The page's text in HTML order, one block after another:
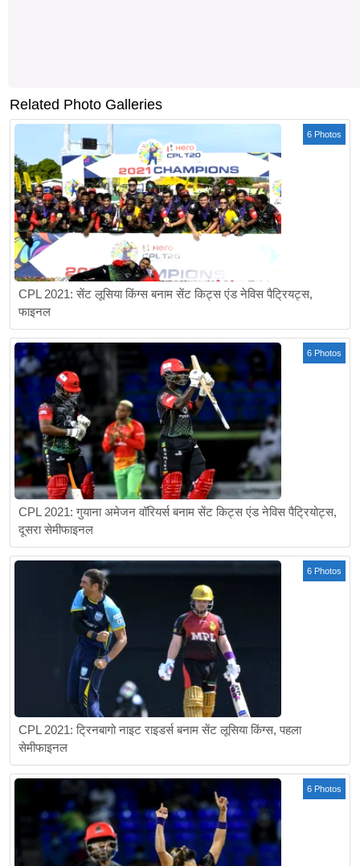
Related Photo Galleries
6 Photos
CPL 2021: सेंट लूसिया किंग्स बनाम सेंट किट्स एंड नेविस पैट्रियट्स,
फाइनल
6 Photos
CPL 2021: गुयाना अमेजन वॉरियर्स बनाम सेंट किट्स एंड नेविस पैट्रियोट्स,
दूसरा सेमीफाइनल
6 Photos
CPL 2021: ट्रिनबागो नाइट राइडर्स बनाम सेंट लूसिया किंग्स, पहला
सेमीफाइनल
6 Photos